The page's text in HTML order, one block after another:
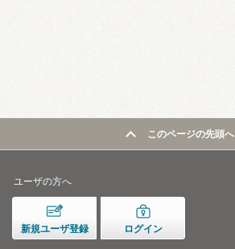
このページの先頭へ
ユーザの方へ
新規ユーザ登録 ログイン